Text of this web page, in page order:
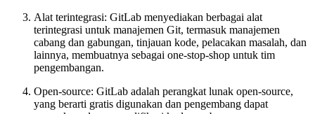
Alat terintegrasi: GitLab menyediakan berbagai alat
terintegrasi untuk manajemen Git, termasuk manajemen
cabang dan gabungan, tinjauan kode, pelacakan masalah, dan
lainnya, membuatnya sebagai one-stop-shop untuk tim
pengembangan.
Open-source: GitLab adalah perangkat lunak open-source,
yang berarti gratis digunakan dan pengembang dapat